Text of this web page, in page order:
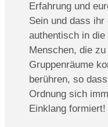
Erfahrung und
Sein und dass
authentisch in
Menschen, die zu
Gruppenräume
berühren, so
Ordnung sich
Einklang formiert!